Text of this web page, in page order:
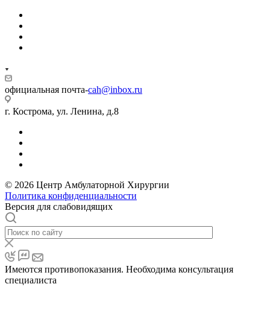
официальная почта-cah@inbox.ru
г. Кострома, ул. Ленина, д.8
© 2026 Центр Амбулаторной Хирургии
Политика конфиденциальности
Версия для слабовидящих
Имеются противопоказания. Необходима консультация
специалиста